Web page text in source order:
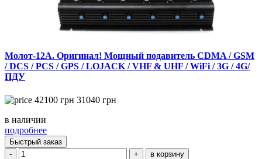
Молот-12А. Оригинал! Мощный подавитель CDMA / GSM
/ DCS / PCS / GPS / LOJACK / VHF & UHF / WiFi / 3G / 4G/
ПДУ
42100 грн 31040 грн
в наличии
подробнее
Быстрый заказ
-
+ в корзину